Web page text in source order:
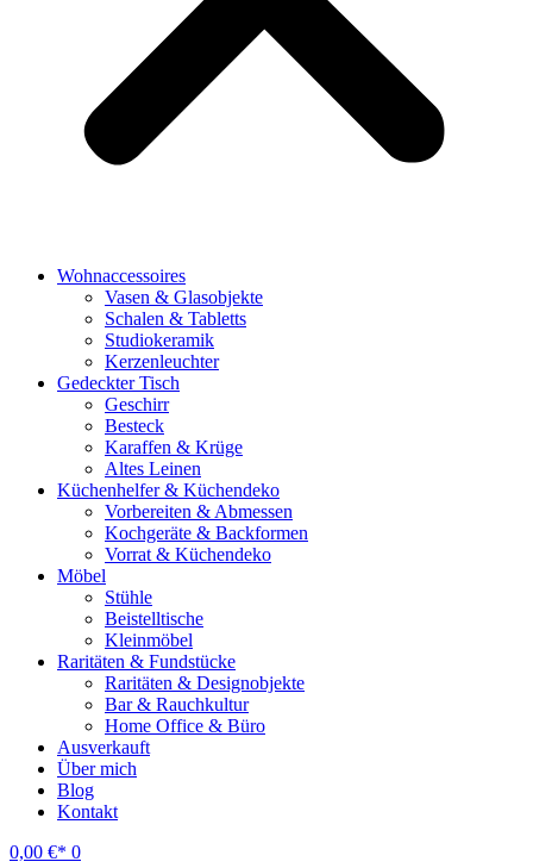
Wohnaccessoires
Vasen & Glasobjekte
Schalen & Tabletts
Studiokeramik
Kerzenleuchter
Gedeckter Tisch
Geschirr
Besteck
Karaffen & Krüge
Altes Leinen
Küchenhelfer & Küchendeko
Vorbereiten & Abmessen
Kochgeräte & Backformen
Vorrat & Küchendeko
Möbel
Stühle
Beistelltische
Kleinmöbel
Raritäten & Fundstücke
Raritäten & Designobjekte
Bar & Rauchkultur
Home Office & Büro
Ausverkauft
Über mich
Blog
Kontakt
0,00 € 0